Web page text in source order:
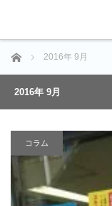
ホーム 2016年 9月
2016年 9月
コラム